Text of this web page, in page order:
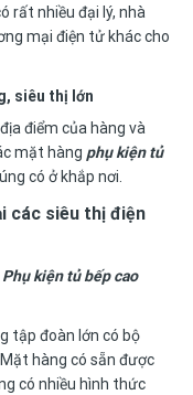
rất nhiều đại lý, nhà
mại điện tử khác cho
siêu thị lớn
điểm của hàng và
mặt hàng phụ kiện tủ
có ở khắp nơi.
các siêu thị điện
Phụ kiện tủ bếp cao
tập đoàn lớn có bộ
hàng có sẵn được
có nhiều hình thức